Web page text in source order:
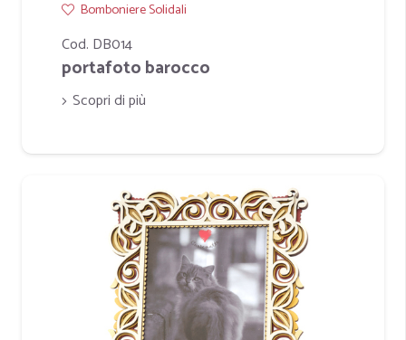
Bomboniere Solidali
Cod. DB014
portafoto barocco
Scopri di più